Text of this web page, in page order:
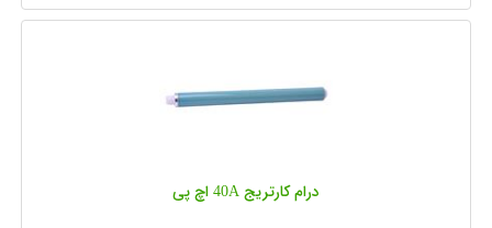
درام کارتریج 40A اچ پی